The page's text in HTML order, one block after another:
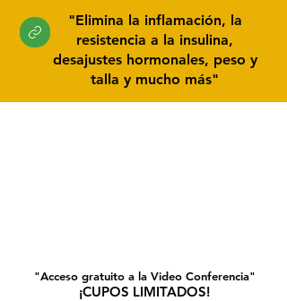
"Elimina la inflamación, la
resistencia a la insulina,
desajustes hormonales, peso y
talla y mucho más"
"Acceso gratuito a la Video Conferencia"
¡CUPOS LIMITADOS!